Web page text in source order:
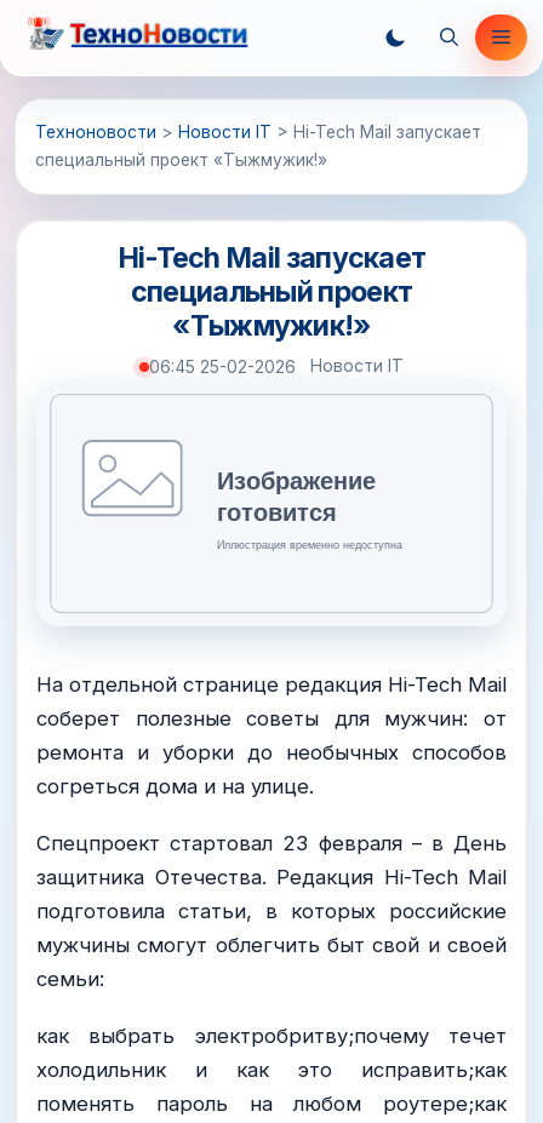
Перейти
содержимому
Техноновости > Новости IT > Hi-Tech Mail запускает
специальный проект «Тыжмужик!»
Hi-Tech Mail запускает
специальный проект
«Тыжмужик!»
06:45 25-02-2026 Новости IT
На отдельной странице редакция Hi-Tech Mail
соберет полезные советы для мужчин: от
ремонта и уборки до необычных способов
согреться дома и на улице.
Спецпроект стартовал 23 февраля – в День
защитника Отечества. Редакция Hi-Tech Mail
подготовила статьи, в которых российские
мужчины смогут облегчить быт свой и своей
семьи:
как выбрать электробритву;почему течет
холодильник и как это исправить;как
поменять пароль на любом роутере;как